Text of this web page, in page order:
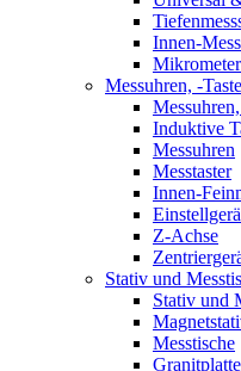
Innen-
Messuhren, -
Induktive
Messuhren
Messtaster
Innen-
Z-Achse
Stativ und
Stativ und
Messtische